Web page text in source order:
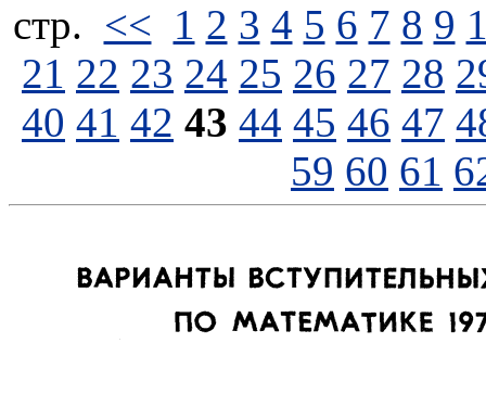
стp. << 1 2 3 4 5 6 7 8 9
21 22 23 24 25 26 27 28
40 41 42 43 44 45 46 47
59 60 61